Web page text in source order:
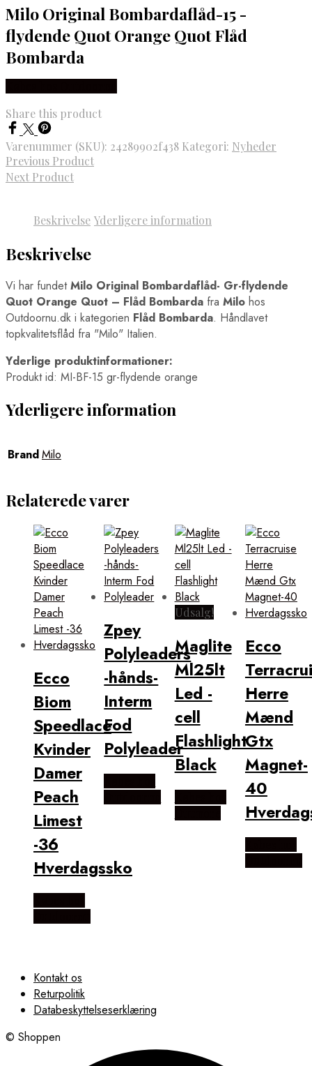
Milo Original Bombardaflåd-15 -
flydende Quot Orange Quot Flåd
Bombarda
Share this product
Varenummer (SKU): 24289902f438 Kategori: Nyheder
Previous Product
Next Product
Beskrivelse Yderligere information
Beskrivelse
Vi har fundetMilo Original Bombardaflåd- Gr-flydende
Quot Orange Quot – Flåd Bombarda fra Milo hos
Outdoornu.dk i kategorien Flåd Bombarda. Håndlavet
topkvalitetsflåd fra "Milo" Italien.
Yderlige produktinformationer:
Produkt id: MI-BF-15 gr-flydende orange
Yderligere information
BrandMilo
Relaterede varer
Ecco
Biom
Speedlace
Kvinder
Damer
Peach
Limest
-36
Hverdagssko
Zpey
Polyleaders
-hånds-
Interm
Fod
Polyleader
Udsalg!
Maglite
Ml25lt
Led -
cell
Flashlight
Black
Ecco
Herre
Mænd
Gtx
Magnet-
40
Kontakt os
Returpolitik
Databeskyttelseserklæring
© Shoppen